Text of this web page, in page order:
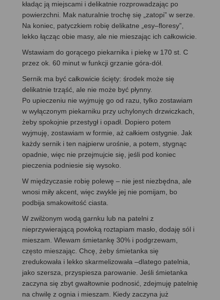
kładąc ją miejscami i delikatnie rozprowadzając po
powierzchni. Mak naturalnie trochę się „zatopi” w serze.
Na koniec, patyczkiem robię delikatne „esy–floresy”,
lekko łącząc obie masy, ale nie mieszając ich całkowicie.
Wstawiam do gorącego piekarnika i piekę w 170 st. C
przez ok. 60 minut w funkcji grzanie góra-dół.
Sernik ma być całkowicie ścięty: środek może się
delikatnie trząść, ale nie może być płynny.
Po upieczeniu nie wyjmuję go od razu, tylko zostawiam
w wyłączonym piekarniku przy uchylonych drzwiczkach,
żeby spokojnie przestygł i opadł. Dopiero potem
wyjmuję, zostawiam w formie, aż całkiem ostygnie. Jak
każdy sernik i ten najpierw urośnie, a potem, stygnąc
opadnie, więc nie przejmujcie się, jeśli pod koniec
pieczenia podniesie się wysoko.
W międzyczasie robię polewę – nie jest niezbędna, ale
wnosi miły akcent, więc zwykle jej nie pomijam, bo
podbija smakowitość ciasta.
W zwilżonym wodą garnku lub na patelni z
nieprzywierającą powłoką roztapiam masło, dodaję sól i
mieszam. Wlewam śmietankę 30% i podgrzewam,
często mieszając. Chcę, żeby śmietanka się
zredukowała i lekko skarmelizowała –dlatego patelnia,
jako szersza, przyspiesza parowanie. Jeśli śmietanka
zaczyna się zbyt gwałtownie podnosić, zdejmuję patelnię
na chwilę z ognia i mieszam. Kiedy zaczyna już